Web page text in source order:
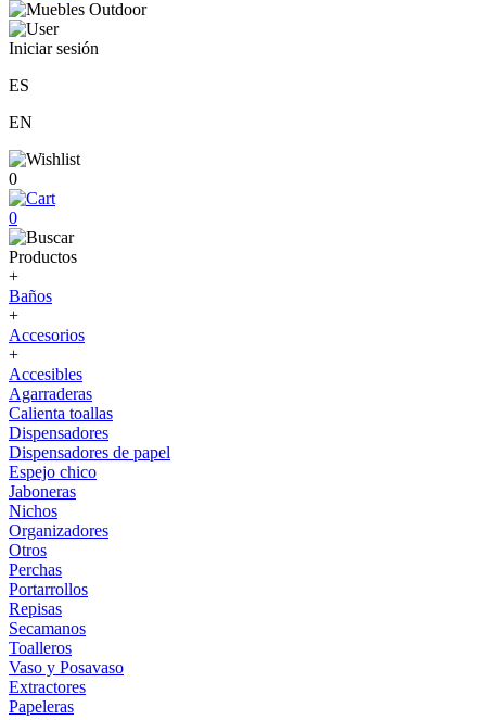
Iniciar sesión
ES
EN
0
0
Productos
+
Baños
+
Accesorios
+
Accesibles
Agarraderas
Calienta toallas
Dispensadores
Dispensadores de papel
Espejo chico
Jaboneras
Nichos
Organizadores
Otros
Perchas
Portarrollos
Repisas
Secamanos
Toalleros
Vaso y Posavaso
Extractores
Papeleras